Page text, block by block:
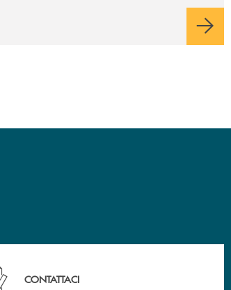
Banca Monte Pruno
di assistenza immediata? Contattaci!
CONTATTACI